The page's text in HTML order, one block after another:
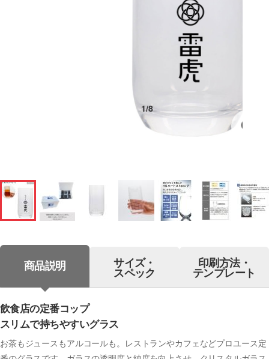
1/8
商品説明 サイズ・
スペック
印刷方法・
テンプレート
飲食店の定番コップ
スリムで持ちやすいグラス
お茶もジュースもアルコールも。レストランやカフェなどプロユース定